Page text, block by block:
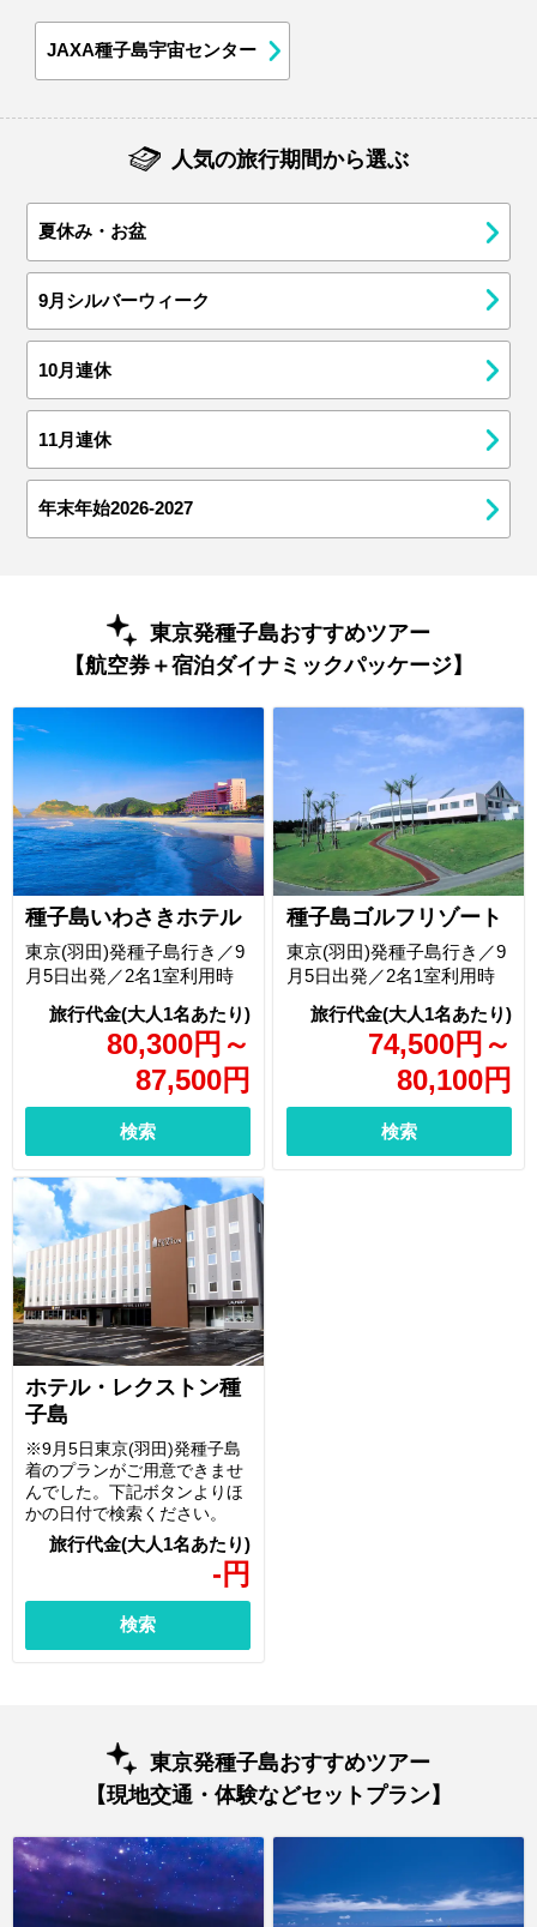
JAXA種子島宇宙センター
人気の旅行期間から選ぶ
夏休み・お盆
9月シルバーウィーク
10月連休
11月連休
年末年始2026-2027
東京発種子島おすすめツアー
【航空券＋宿泊ダイナミックパッケージ】
種子島いわさきホテル
80,300円 ～
87,500円
東京(羽田)発種子島行き／9
月5日出発／2名1室利用時
検索
種子島ゴルフリゾート
74,500円 ～
80,100円
東京(羽田)発種子島行き／9
月5日出発／2名1室利用時
検索
ホテル・レクストン種
子島
- 円
※9月5日東京(羽田)発種子島
着のプランがご用意できませ
んでした。下記ボタンよりほ
かの日付で検索ください。
検索
東京発種子島おすすめツアー
【現地交通・体験などセットプラン】